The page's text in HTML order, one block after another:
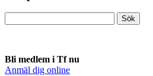
Bli medlem i Tf nu
Anmäl dig online